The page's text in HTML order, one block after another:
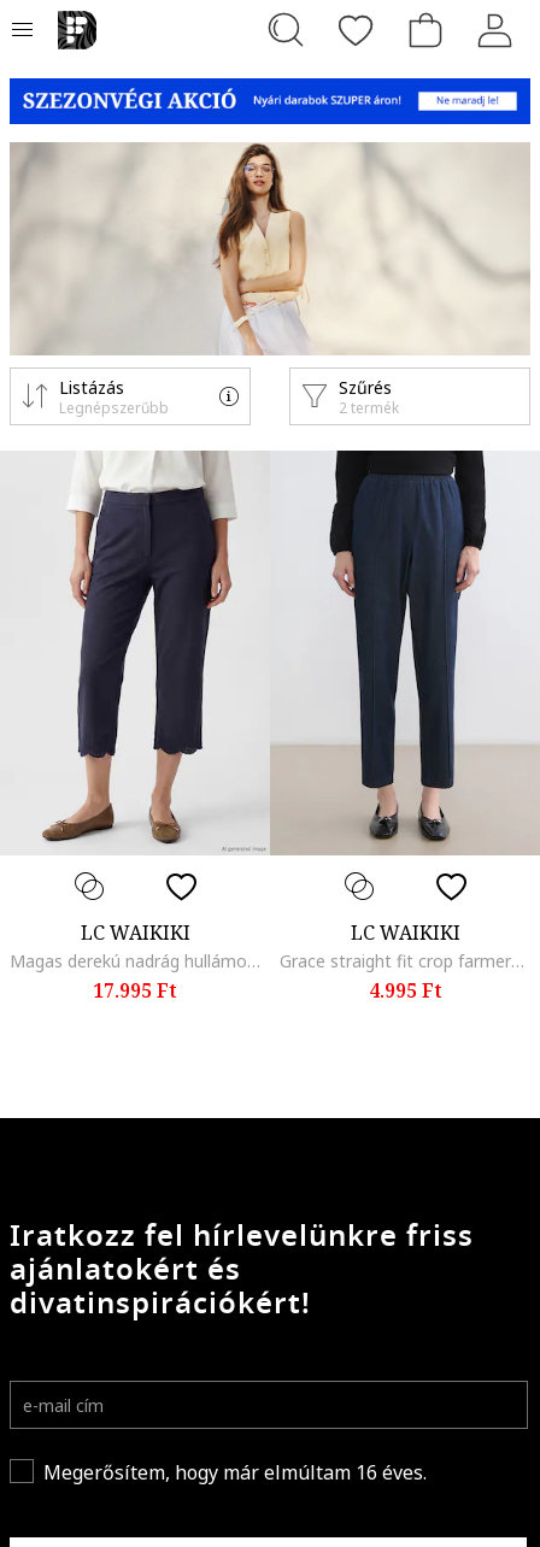
Szűrés
2 termék
Listázás
Legnépszerűbb
LC WAIKIKI
Magas derekú nadrág hullámos szegélyekkel, Tengerészkék,
17.995 Ft
LC WAIKIKI
Grace straight fit crop farmernadrág, Tengerészkék
4.995 Ft
Iratkozz fel hírlevelünkre friss
ajánlatokért és
divatinspirációkért!
Megerősítem, hogy már elmúltam 16 éves.